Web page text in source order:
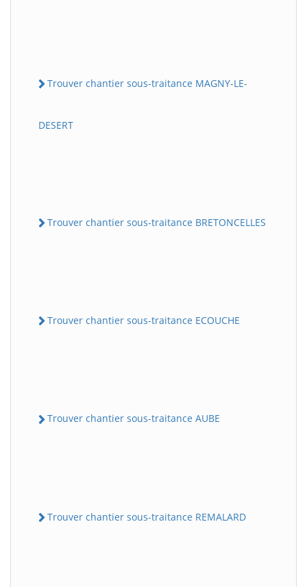
Trouver chantier sous-traitance MAGNY-LE-
DESERT
Trouver chantier sous-traitance BRETONCELLES
Trouver chantier sous-traitance ECOUCHE
Trouver chantier sous-traitance AUBE
Trouver chantier sous-traitance REMALARD